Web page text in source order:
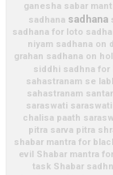
ganesha sabar
sadhana sadhana
sadhana for loto
niyam sadhana on
grahan sadhana on
siddhi sadhna for
sahastranam se
sahastranam
saraswati
chalisa paath
pitra sarva pitra
shabar mantra for
evil Shabar mantra
task Shabar